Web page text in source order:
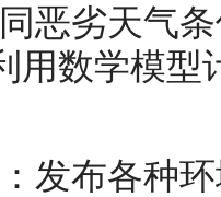
恶劣天气
用数学模型
发布各种